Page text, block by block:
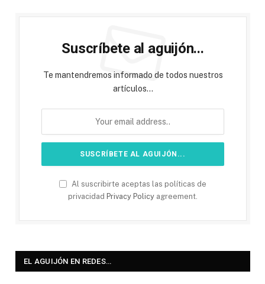
Suscríbete al aguijón...
Te mantendremos informado de todos nuestros
artículos...
Al suscribirte aceptas las políticas de
privacidad Privacy Policy agreement.
EL AGUIJÓN EN REDES…